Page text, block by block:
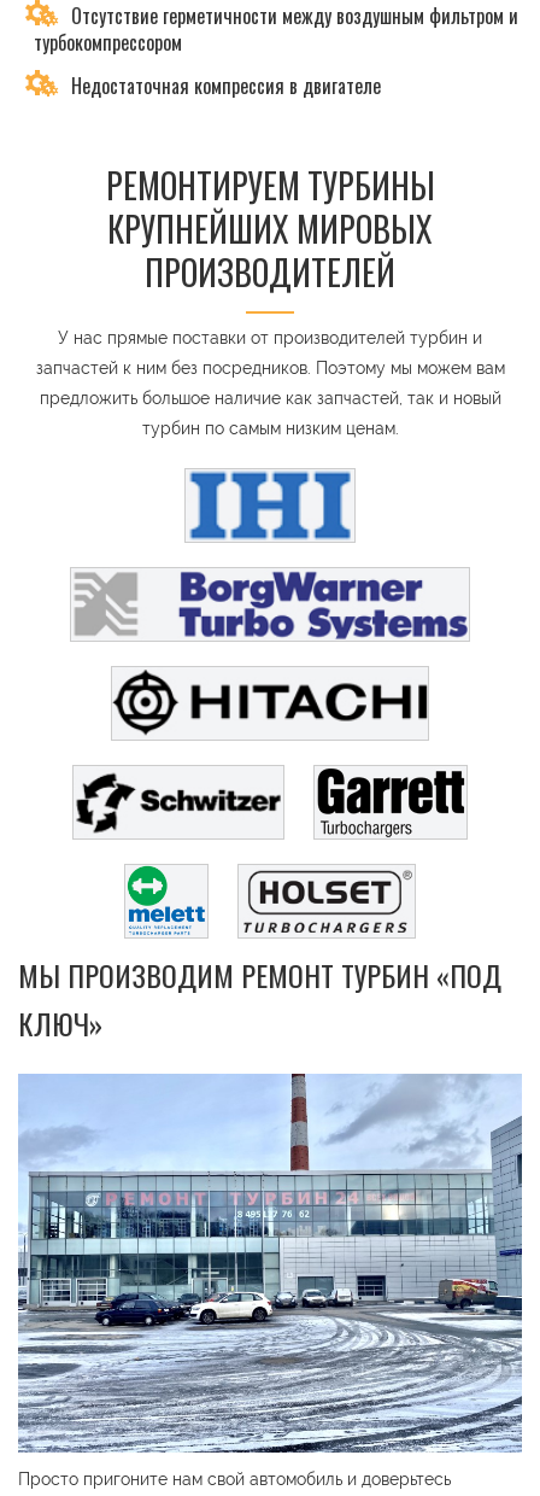
Отсутствие герметичности между воздушным фильтром и
турбокомпрессором
Недостаточная компрессия в двигателе
РЕМОНТИРУЕМ ТУРБИНЫ
КРУПНЕЙШИХ МИРОВЫХ
ПРОИЗВОДИТЕЛЕЙ
У нас прямые поставки от производителей турбин и
запчастей к ним без посредников. Поэтому мы можем вам
предложить большое наличие как запчастей, так и новый
турбин по самым низким ценам.
МЫ ПРОИЗВОДИМ РЕМОНТ ТУРБИН «ПОД
КЛЮЧ»
Просто пригоните нам свой автомобиль и доверьтесь